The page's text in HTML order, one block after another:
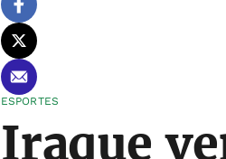
ESPORTES
Iraque